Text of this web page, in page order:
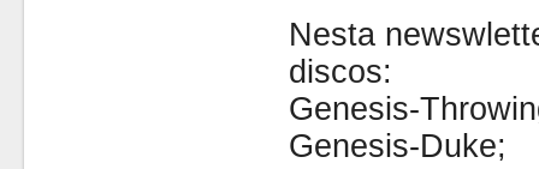
Nesta
discos:
Genesis-
Genesis-Duke;